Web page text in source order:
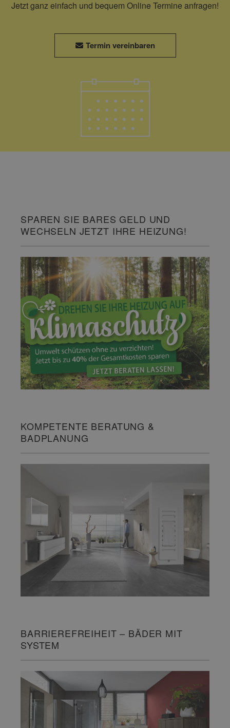
Jetzt ganz einfach und bequem Online Termine anfragen!
Termin vereinbaren
SPAREN SIE BARES GELD UND
WECHSELN JETZT IHRE HEIZUNG!
KOMPETENTE BERATUNG &
BADPLANUNG
BARRIEREFREIHEIT – BÄDER MIT
SYSTEM